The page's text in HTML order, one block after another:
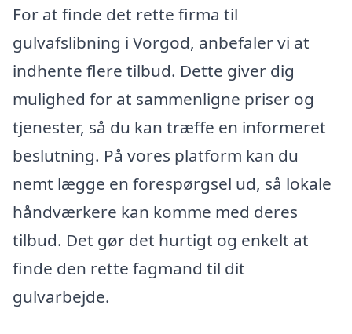
For at finde det rette firma til
gulvafslibning i Vorgod, anbefaler vi at
indhente flere tilbud. Dette giver dig
mulighed for at sammenligne priser og
tjenester, så du kan træffe en informeret
beslutning. På vores platform kan du
nemt lægge en forespørgsel ud, så lokale
håndværkere kan komme med deres
tilbud. Det gør det hurtigt og enkelt at
finde den rette fagmand til dit
gulvarbejde.